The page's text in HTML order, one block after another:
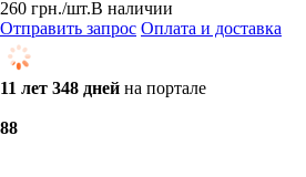
260 грн./шт.В наличии
Отправить запрос Оплата и доставка
11 лет 348 дней на портале
88